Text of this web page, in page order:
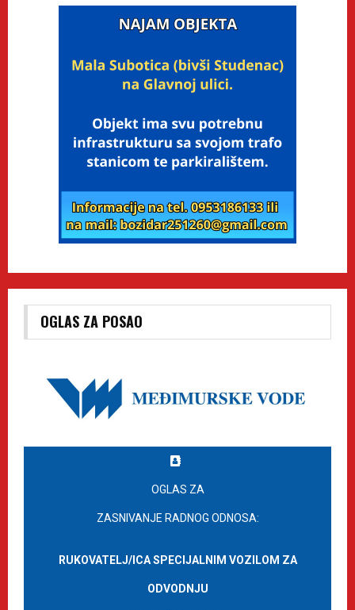
OGLAS ZA POSAO
OGLAS ZA
ZASNIVANJE RADNOG ODNOSA:
RUKOVATELJ/ICA SPECIJALNIM VOZILOM ZA
ODVODNJU